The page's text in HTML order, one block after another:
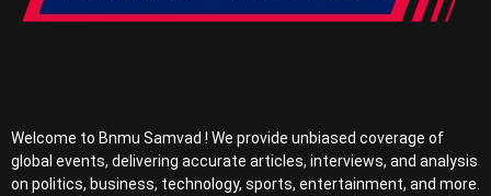
Welcome to Bnmu Samvad ! We provide unbiased coverage of
global events, delivering accurate articles, interviews, and analysis
on politics, business, technology, sports, entertainment, and more.